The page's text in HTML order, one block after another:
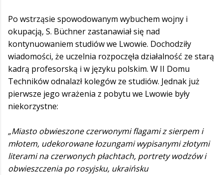
Po wstrząsie spowodowanym wybuchem wojny i
okupacją, S. Büchner zastanawiał się nad
kontynuowaniem studiów we Lwowie. Dochodziły
wiadomości, że uczelnia rozpoczęła działalność ze starą
kadrą profesorską i w języku polskim. W II Domu
Techników odnalazł kolegów ze studiów. Jednak już
pierwsze jego wrażenia z pobytu we Lwowie były
niekorzystne:
„Miasto obwieszone czerwonymi flagami z sierpem i
młotem, udekorowane łozungami wypisanymi złotymi
literami na czerwonych płachtach, portrety wodzów i
obwieszczenia po rosyjsku, ukraińsku